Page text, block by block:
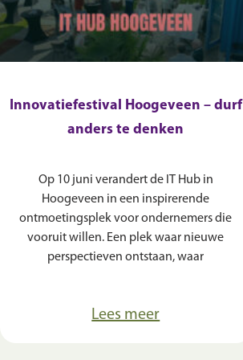
Innovatiefestival Hoogeveen – durf
anders te denken
Op 10 juni verandert de IT Hub in
Hoogeveen in een inspirerende
ontmoetingsplek voor ondernemers die
vooruit willen. Een plek waar nieuwe
perspectieven ontstaan, waar
Lees meer